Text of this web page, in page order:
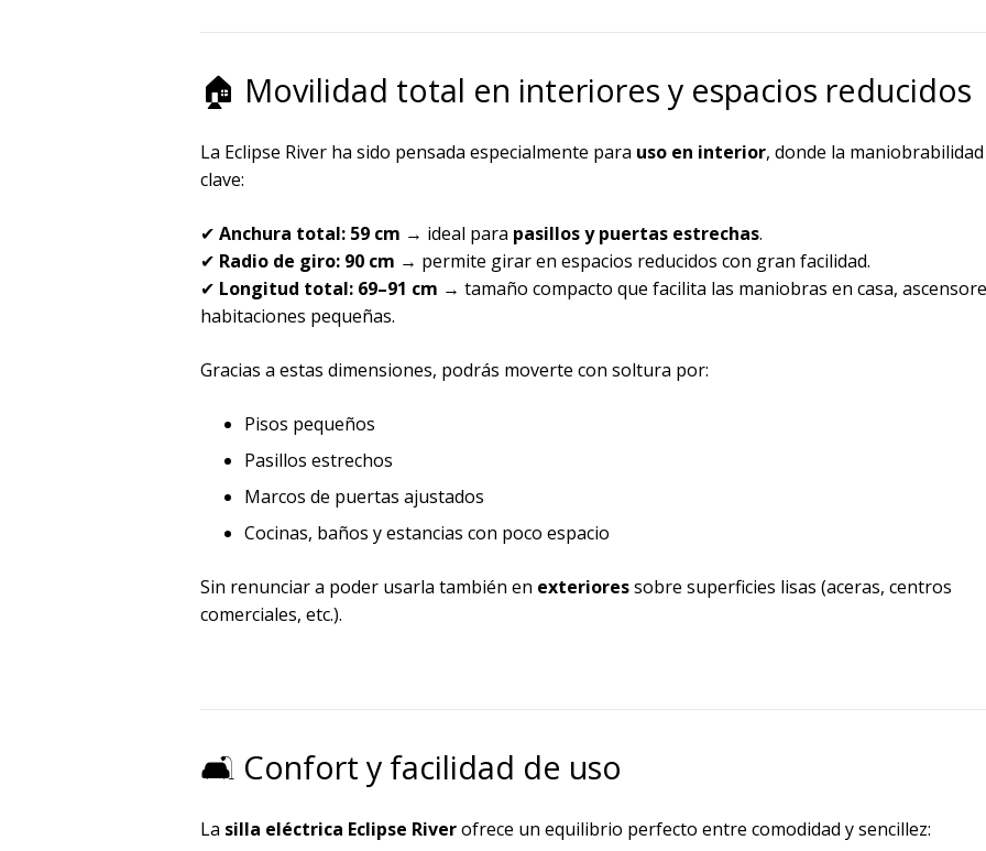
🏠 Movilidad total en interiores y espacios reducidos
La Eclipse River ha sido pensada especialmente para uso en interior, donde la maniobrabilidad
clave:
✔ Anchura total: 59 cm → ideal para pasillos y puertas estrechas.
✔ Radio de giro: 90 cm → permite girar en espacios reducidos con gran facilidad.
✔ Longitud total: 69–91 cm → tamaño compacto que facilita las maniobras en casa,
habitaciones pequeñas.
Gracias a estas dimensiones, podrás moverte con soltura por:
Pisos pequeños
Pasillos estrechos
Marcos de puertas ajustados
Cocinas, baños y estancias con poco espacio
Sin renunciar a poder usarla también en exterioressobre superficies lisas (aceras, centros
comerciales, etc.).
🛋️ Confort y facilidad de uso
La silla eléctrica Eclipse Riverofrece un equilibrio perfecto entre comodidad y sencillez: